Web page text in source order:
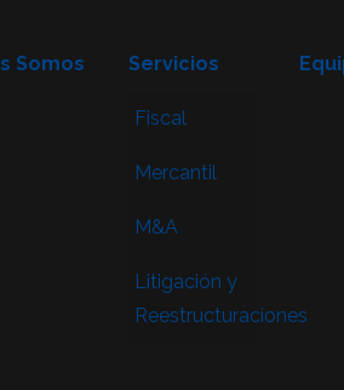
Somos Servicios
Fiscal
Mercantil
M&A
Litigación y
Reestructuraciones